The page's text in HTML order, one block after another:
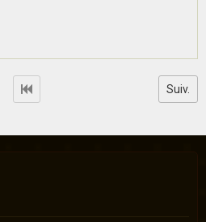
Suiv.